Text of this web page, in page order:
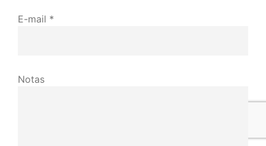
E-mail *
Notas